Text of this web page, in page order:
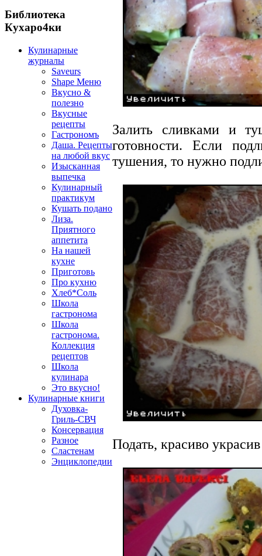
Библиотека
Кухаро4ки
Кулинарные
журналы
Saveurs
Shape Меню
Вкусно &
полезно
Вкусные
рецепты
Гастрономъ
Даша. Рецепты
на любой вкус
Изысканная
выпечка
Кулинарный
практикум
Кушать подано
Лиза.
Приятного
аппетита
На нашей
кухне
Приготовь
Про кухню
Хлеб*Соль
Школа
гастронома
Школа
гастронома.
Коллекция
рецептов
Школа
кулинара
Это вкусно!
Кулинарные книги
Духовка-
Гриль-СВЧ
Консервация
Разное
Сластенам
Энциклопедии
Залить сливками и
готовности. Если
тушения, то нужно
Подать, красиво